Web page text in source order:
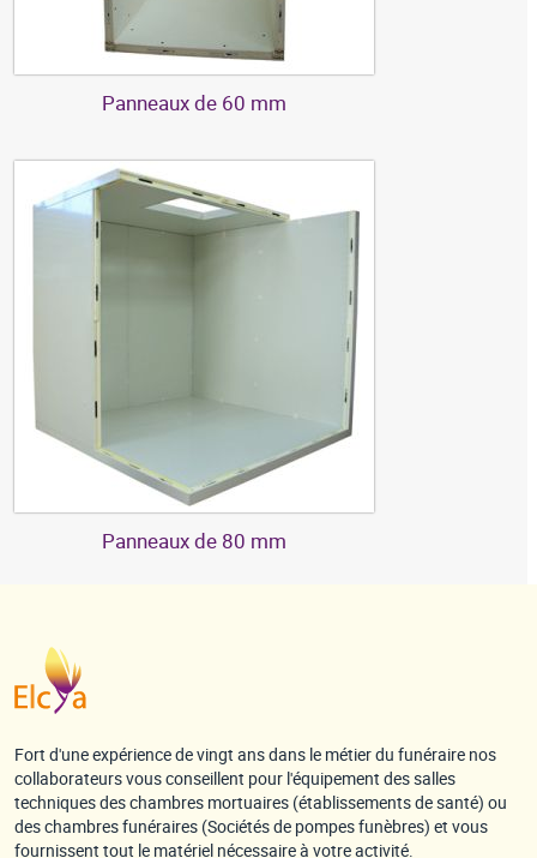
Panneaux de 60 mm
Panneaux de 80 mm
Fort d'une expérience de vingt ans dans le métier du funéraire nos
collaborateurs vous conseillent pour l'équipement des salles
techniques des chambres mortuaires (établissements de santé) ou
des chambres funéraires (Sociétés de pompes funèbres) et vous
fournissent tout le matériel nécessaire à votre activité.